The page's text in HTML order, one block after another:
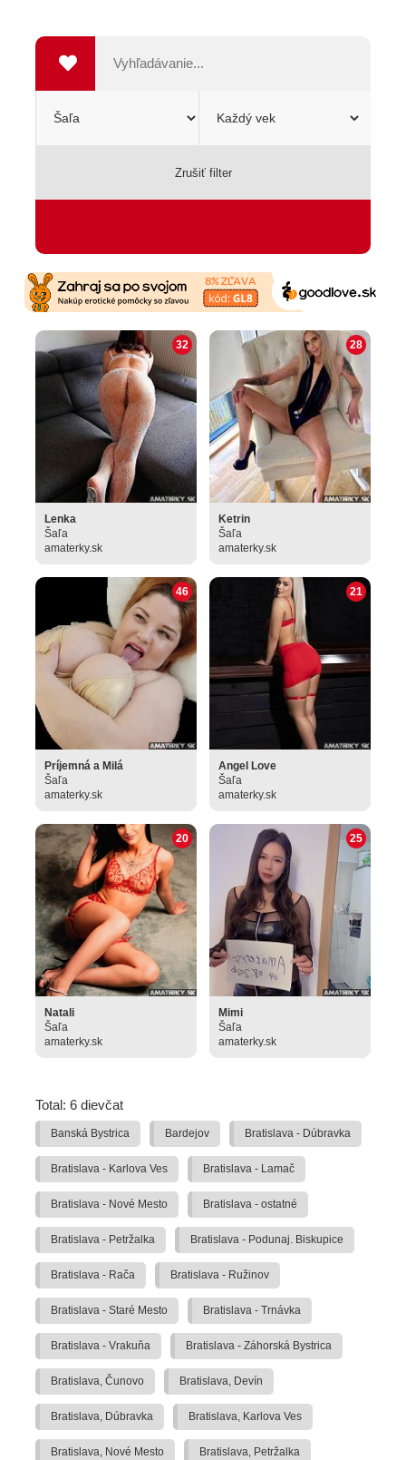
Zrušiť filter
Lenka
32
Šaľa
amaterky.sk
Ketrin
28
Šaľa
amaterky.sk
Príjemná a Milá
46
Šaľa
amaterky.sk
Angel Love
21
Šaľa
amaterky.sk
Natali
20
Šaľa
amaterky.sk
Mimi
25
Šaľa
amaterky.sk
Total: 6 dievčat
Banská Bystrica Bardejov Bratislava - Dúbravka
Bratislava - Karlova Ves Bratislava - Lamač
Bratislava - Nové Mesto Bratislava - ostatné
Bratislava - Petržalka Bratislava - Podunaj. Biskupice
Bratislava - Rača Bratislava - Ružinov
Bratislava - Staré Mesto Bratislava - Trnávka
Bratislava - Vrakuňa Bratislava - Záhorská Bystrica
Bratislava, Čunovo Bratislava, Devín
Bratislava, Dúbravka Bratislava, Karlova Ves
Bratislava, Nové Mesto Bratislava, Petržalka